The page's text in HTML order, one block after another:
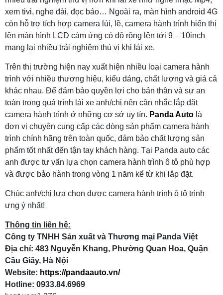
xem tivi, nghe đài, đọc báo… Ngoài ra, màn hình android 4G
còn hỗ trợ tích hợp camera lùi, lề, camera hành trình hiển thị
lên màn hình LCD cảm ứng có độ rộng lên tới 9 – 10inch
mang lại nhiều trải nghiệm thú vị khi lái xe.
Trên thị trường hiện nay xuất hiện nhiều loại camera hành
trình với nhiều thương hiệu, kiểu dáng, chất lượng và giá cả
khác nhau. Để đảm bảo quyền lợi cho bản thân và sự an
toàn trong quá trình lái xe anh/chị nên cân nhắc lắp đặt
camera hành trình ở những cơ sở uy tín. Panda Auto là
đơn vị chuyên cung cấp các dòng sản phẩm camera hành
trình chính hãng trên toàn quốc, đảm bảo chất lượng sản
phẩm tốt nhất đến tận tay khách hàng. Tại Panda auto các
anh được tư vấn lựa chọn camera hành trình ô tô phù hợp
và được bảo hành trong vòng 1 năm kể từ khi lắp đặt.
Chúc anh/chị lựa chọn được camera hành trình ô tô trình
ưng ý nhất!
Thông tin liên hệ:
Công ty TNHH Sản xuất và Thương mại Panda Việt
Địa chỉ: 483 Nguyễn Khang, Phường Quan Hoa, Quận
Cầu Giấy, Hà Nội
Website: https://pandaauto.vn/
Hotline: 0933.84.6969